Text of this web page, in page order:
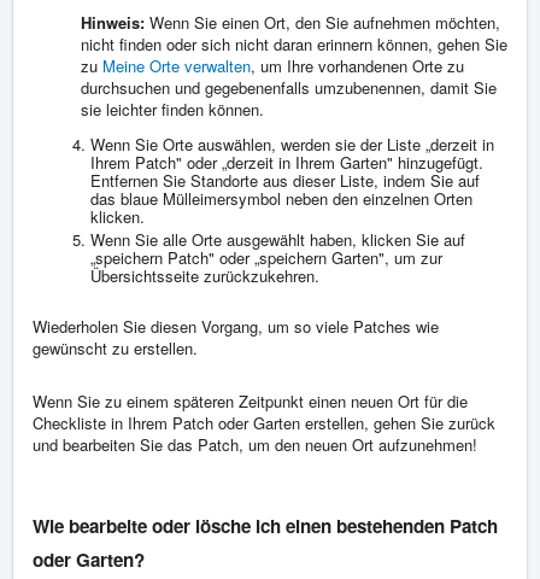
Hinweis: Wenn Sie einen Ort, den Sie aufnehmen möchten,
nicht finden oder sich nicht daran erinnern können, gehen Sie
zu Meine Orte verwalten, um Ihre vorhandenen Orte zu
durchsuchen und gegebenenfalls umzubenennen, damit Sie
sie leichter finden können.
Wenn Sie Orte auswählen, werden sie der Liste „derzeit in
Ihrem Patch" oder „derzeit in Ihrem Garten" hinzugefügt.
Entfernen Sie Standorte aus dieser Liste, indem Sie auf
das blaue Mülleimersymbol neben den einzelnen Orten
klicken.
Wenn Sie alle Orte ausgewählt haben, klicken Sie auf
„speichern Patch" oder „speichern Garten", um zur
Übersichtsseite zurückzukehren.
Wiederholen Sie diesen Vorgang, um so viele Patches wie
gewünscht zu erstellen.
Wenn Sie zu einem späteren Zeitpunkt einen neuen Ort für die
Checkliste in Ihrem Patch oder Garten erstellen, gehen Sie zurück
und bearbeiten Sie das Patch, um den neuen Ort aufzunehmen!
Wie bearbeite oder lösche ich einen bestehenden Patch
oder Garten?